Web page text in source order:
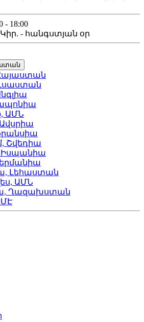
- 18:00
- հանգստյան օր
ԱՄՆ
Շվեդիա
Իսպանիա
Լեհաստան
ԱՄՆ
Ղազախստան